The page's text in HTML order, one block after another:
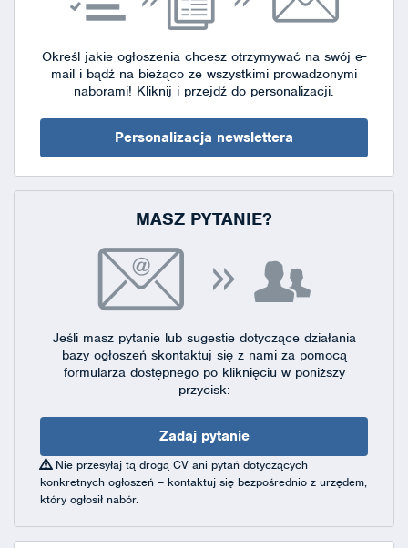
Określ jakie ogłoszenia chcesz otrzymywać na swój e-
mail i bądź na bieżąco ze wszystkimi prowadzonymi
naborami! Kliknij i przejdź do personalizacji.
Personalizacja newslettera
MASZ PYTANIE?
Jeśli masz pytanie lub sugestie dotyczące działania
bazy ogłoszeń skontaktuj się z nami za pomocą
formularza dostępnegopo kliknięciu w poniższy
przycisk:
Zadaj pytanie
Nie przesyłaj tą drogą CV ani pytań dotyczących
konkretnych ogłoszeń – kontaktuj się bezpośrednio z urzędem,
który ogłosił nabór.